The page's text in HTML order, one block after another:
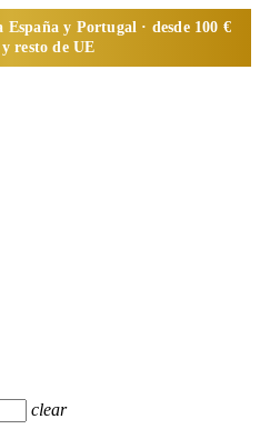
España y Portugal · desde 100 €
resto de UE
clear